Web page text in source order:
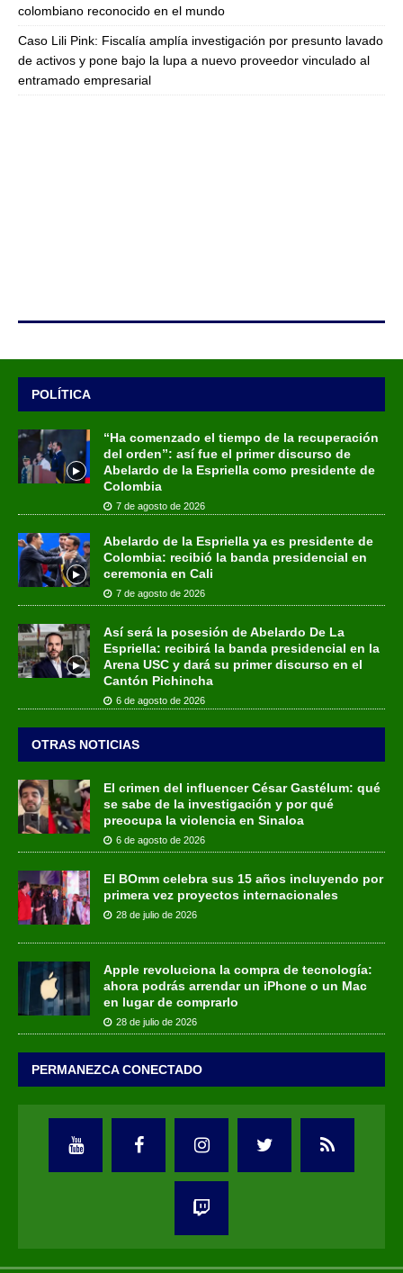
colombiano reconocido en el mundo
Caso Lili Pink: Fiscalía amplía investigación por presunto lavado
de activos y pone bajo la lupa a nuevo proveedor vinculado al
entramado empresarial
POLÍTICA
“Ha comenzado el tiempo de la recuperación
del orden”: así fue el primer discurso de
Abelardo de la Espriella como presidente de
Colombia
7 de agosto de 2026
Abelardo de la Espriella ya es presidente de
Colombia: recibió la banda presidencial en
ceremonia en Cali
7 de agosto de 2026
Así será la posesión de Abelardo De La
Espriella: recibirá la banda presidencial en la
Arena USC y dará su primer discurso en el
Cantón Pichincha
6 de agosto de 2026
OTRAS NOTICIAS
El crimen del influencer César Gastélum: qué
se sabe de la investigación y por qué
preocupa la violencia en Sinaloa
6 de agosto de 2026
El BOmm celebra sus 15 años incluyendo por
primera vez proyectos internacionales
28 de julio de 2026
Apple revoluciona la compra de tecnología:
ahora podrás arrendar un iPhone o un Mac
en lugar de comprarlo
28 de julio de 2026
PERMANEZCA CONECTADO